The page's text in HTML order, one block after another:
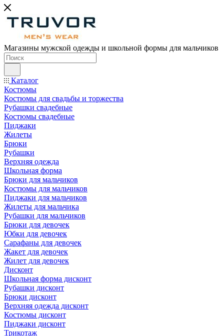
Магазины мужской одежды и школьной формы для мальчиков
Каталог
Костюмы
Костюмы для свадьбы и торжества
Рубашки свадебные
Костюмы свадебные
Пиджаки
Жилеты
Брюки
Рубашки
Верхняя одежда
Школьная форма
Брюки для мальчиков
Костюмы для мальчиков
Пиджаки для мальчиков
Жилеты для мальчика
Рубашки для мальчиков
Брюки для девочек
Юбки для девочек
Сарафаны для девочек
Жакет для девочек
Жилет для девочек
Дисконт
Школьная форма дисконт
Рубашки дисконт
Брюки дисконт
Верхняя одежда дисконт
Костюмы дисконт
Пиджаки дисконт
Трикотаж